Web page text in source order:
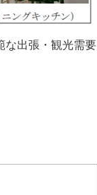
な出張・観光需要